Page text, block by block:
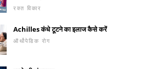
रक्त विकार
Achilles कंधे टूटने का इलाज कैसे करें
ऑर्थोपेडिक रोग